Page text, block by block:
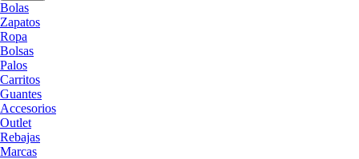
Bolas
Zapatos
Ropa
Bolsas
Palos
Carritos
Guantes
Accesorios
Outlet
Rebajas
Marcas